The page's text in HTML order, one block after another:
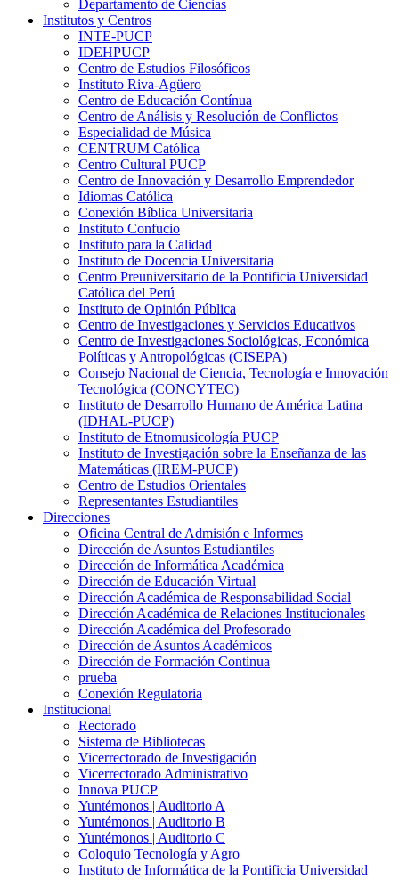
Departamento de Ciencias
Institutos y Centros
INTE-PUCP
IDEHPUCP
Centro de Estudios Filosóficos
Instituto Riva-Agüero
Centro de Educación Contínua
Centro de Análisis y Resolución de Conflictos
Especialidad de Música
CENTRUM Católica
Centro Cultural PUCP
Centro de Innovación y Desarrollo Emprendedor
Idiomas Católica
Conexión Bíblica Universitaria
Instituto Confucio
Instituto para la Calidad
Instituto de Docencia Universitaria
Centro Preuniversitario de la Pontificia Universidad
Católica del Perú
Instituto de Opinión Pública
Centro de Investigaciones y Servicios Educativos
Centro de Investigaciones Sociológicas, Económica
Políticas y Antropológicas (CISEPA)
Consejo Nacional de Ciencia, Tecnología e Innovación
Tecnológica (CONCYTEC)
Instituto de Desarrollo Humano de América Latina
(IDHAL-PUCP)
Instituto de Etnomusicología PUCP
Instituto de Investigación sobre la Enseñanza de las
Matemáticas (IREM-PUCP)
Centro de Estudios Orientales
Representantes Estudiantiles
Direcciones
Oficina Central de Admisión e Informes
Dirección de Asuntos Estudiantiles
Dirección de Informática Académica
Dirección de Educación Virtual
Dirección Académica de Responsabilidad Social
Dirección Académica de Relaciones Institucionales
Dirección Académica del Profesorado
Dirección de Asuntos Académicos
Dirección de Formación Continua
prueba
Conexión Regulatoria
Institucional
Rectorado
Sistema de Bibliotecas
Vicerrectorado de Investigación
Vicerrectorado Administrativo
Innova PUCP
Yuntémonos | Auditorio A
Yuntémonos | Auditorio B
Yuntémonos | Auditorio C
Coloquio Tecnología y Agro
Instituto de Informática de la Pontificia Universidad